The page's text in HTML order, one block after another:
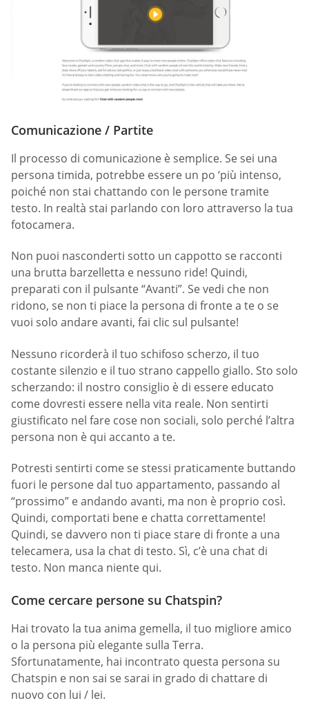
Comunicazione / Partite
Il processo di comunicazione è semplice. Se sei una
persona timida, potrebbe essere un po ‘più intenso,
poiché non stai chattando con le persone tramite
testo. In realtà stai parlando con loro attraverso la tua
fotocamera.
Non puoi nasconderti sotto un cappotto se racconti
una brutta barzelletta e nessuno ride! Quindi,
preparati con il pulsante “Avanti”. Se vedi che non
ridono, se non ti piace la persona di fronte a te o se
vuoi solo andare avanti, fai clic sul pulsante!
Nessuno ricorderà il tuo schifoso scherzo, il tuo
costante silenzio e il tuo strano cappello giallo. Sto solo
scherzando: il nostro consiglio è di essere educato
come dovresti essere nella vita reale. Non sentirti
giustificato nel fare cose non sociali, solo perché l’altra
persona non è qui accanto a te.
Potresti sentirti come se stessi praticamente buttando
fuori le persone dal tuo appartamento, passando al
“prossimo” e andando avanti, ma non è proprio così.
Quindi, comportati bene e chatta correttamente!
Quindi, se davvero non ti piace stare di fronte a una
telecamera, usa la chat di testo. Sì, c’è una chat di
testo. Non manca niente qui.
Come cercare persone su Chatspin?
Hai trovato la tua anima gemella, il tuo migliore amico
o la persona più elegante sulla Terra.
Sfortunatamente, hai incontrato questa persona su
Chatspin e non sai se sarai in grado di chattare di
nuovo con lui / lei.